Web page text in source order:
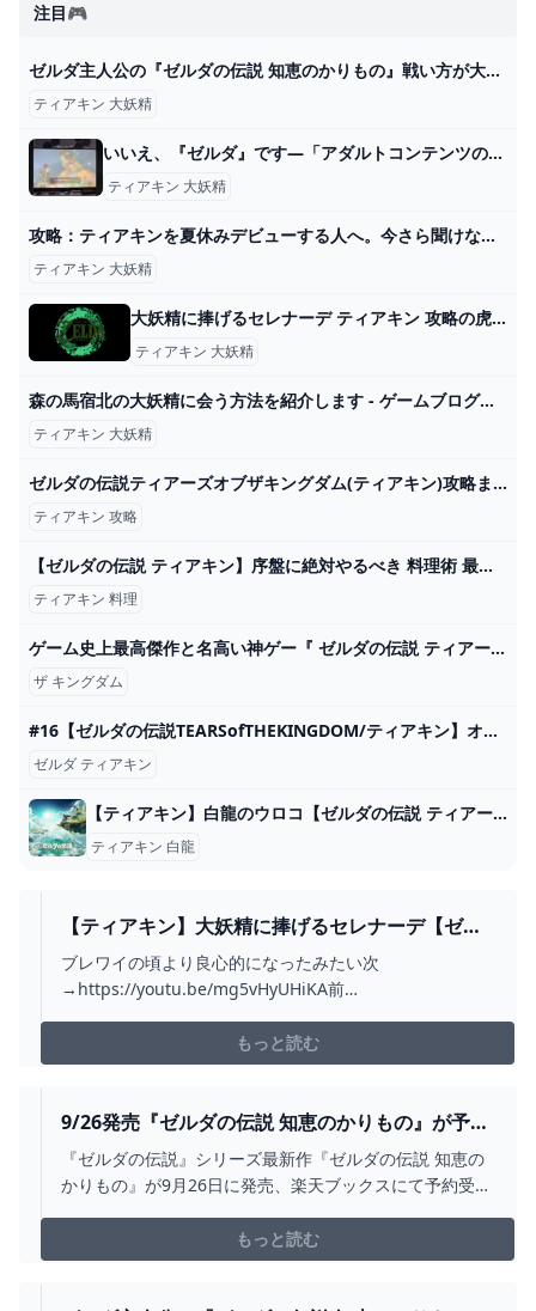
注目🎮
ゼルダ主人公の『ゼルダの伝説 知恵のかりもの』戦い方が大岩を借りてぶつけたり魔物を借りて戦わせたりと暴力的すぎて蛮族ゼルダ姫の気配を感じる
ティアキン 大妖精
いいえ、『ゼルダ』です―「アダルトコンテンツの音」で近隣から苦情…毎日『ティアキン』していただけなのに Game*Spark - 国内・海外ゲーム情報サイト
ティアキン 大妖精
攻略：ティアキンを夏休みデビューする人へ。今さら聞けない、序盤にやるべきこと10選【ゼルダの伝説 ティアーズ オブ ザ キングダム】 - 電撃オンライン
ティアキン 大妖精
大妖精に捧げるセレナーデ ティアキン 攻略の虎（ゼルダ ティアーズオブザキングダム）
ティアキン 大妖精
森の馬宿北の大妖精に会う方法を紹介します - ゲームブログちゅこっと陽だまる
ティアキン 大妖精
ゼルダの伝説ティアーズオブザキングダム(ティアキン)攻略まとめ-コログ速報 ページ 45
ティアキン 攻略
【ゼルダの伝説 ティアキン】序盤に絶対やるべき 料理術 最強防具入手 ゾナウギア活用方法【ティアーズオブザキングダム】 - YouTube
ティアキン 料理
ゲーム史上最高傑作と名高い神ゲー『 ゼルダの伝説 ティアーズ オブ ザ キングダム 』#7 - YouTube
ザ キングダム
#16【ゼルダの伝説TEARSofTHEKINGDOM/ティアキン】オープンワールドゼルダin迷子のぽんこつ【新人Vtuber/黒曜ひみか】 - YouTube
ゼルダ ティアキン
【ティアキン】白龍のウロコ【ゼルダの伝説 ティアーズオブザキングダム】 hyperWiki
ティアキン 白龍
【ティアキン】大妖精に捧げるセレナーデ【ゼル
ダの伝説 ティアーズ オブ ザ キングダム】＃51 -
YOUTUBE
ブレワイの頃より良心的になったみたい次
→https://youtu.be/mg5vHyUHiKA前
1→https://youtu.be/ziEoGAew7cUけー：ブレワイは達
成率100%までやった。ハイラル博士。【Twitter】
もっと読む
9/26発売『ゼルダの伝説 知恵のかりもの』が予約
開始。楽天ブックスなら限定特典付き＆限定配送
パック仕様に！ - 電撃オンライン
『ゼルダの伝説』シリーズ最新作『ゼルダの伝説 知恵の
かりもの』が9月26日に発売、楽天ブックスにて予約受付
もっと読む